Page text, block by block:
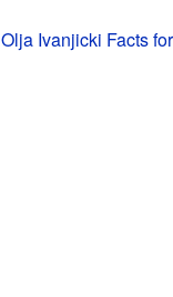
Olja Ivanjicki Facts